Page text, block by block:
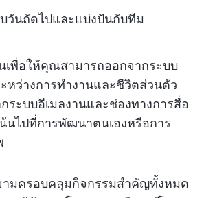
วันถัดไปและแบ่งปันกับทีม
เพื่อให้คุณสามารถออกจากระบบ
หว่างการทำงานและชีวิตส่วนตัว
ระบบอีเมลงานและช่องทางการสื่อ
นไปที่การพัฒนาตนเองหรือการ
ามครอบคลุมกิจกรรมสำคัญทั้งหมด